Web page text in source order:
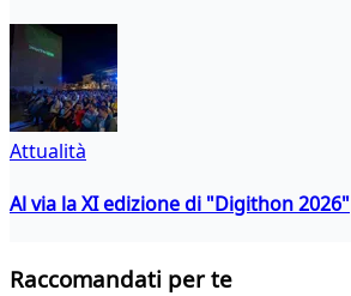
Attualità
Al via la XI edizione di "Digithon 2026"
Raccomandati per te